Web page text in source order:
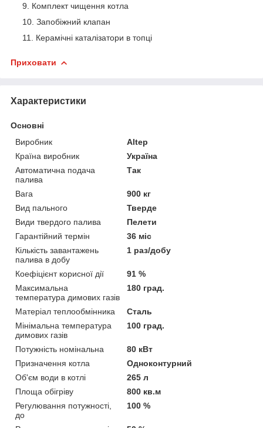
Комплект чищення котла
Запобіжний клапан
Керамічні каталізатори в топці
Приховати
Характеристики
Основні
Виробник
Altep
Країна виробник
Україна
Автоматична подача
палива
Так
Вага
900 кг
Вид пального
Тверде
Види твердого палива
Пелети
Гарантійний термін
36 міс
Кількість завантажень
палива в добу
1 раз/добу
Коефіцієнт корисної дії
91 %
Максимальна
температура димових газів
180 град.
Матеріал теплообмінника
Сталь
Мінімальна температура
димових газів
100 град.
Потужність номінальна
80 кВт
Призначення котла
Одноконтурний
Об'єм води в котлі
265 л
Площа обігріву
800 кв.м
Регулювання потужності,
до
100 %